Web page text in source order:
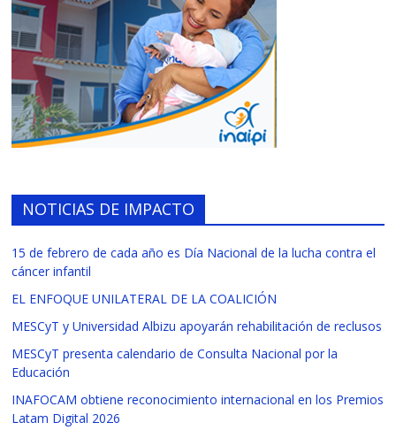
NOTICIAS DE IMPACTO
15 de febrero de cada año es Día Nacional de la lucha contra el
cáncer infantil
EL ENFOQUE UNILATERAL DE LA COALICIÓN
MESCyT y Universidad Albizu apoyarán rehabilitación de reclusos
MESCyT presenta calendario de Consulta Nacional por la
Educación
INAFOCAM obtiene reconocimiento internacional en los Premios
Latam Digital 2026